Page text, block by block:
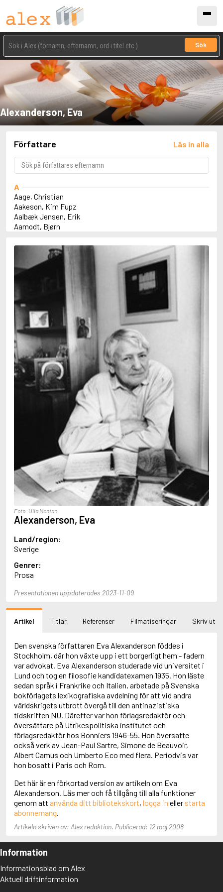
Sök
Alexanderson, Eva
Författare Läs in alla
A
Aage, Christian
Aakeson, Kim Fupz
Aalbæk Jensen, Erik
Aamodt, Bjørn
Abbey, Kieran
Abbot, Anthony
Abbott, John
Abbott, Megan
Abdel-Fattah, Randa
Abdolah, Kader
Abé, Kobo
Abedi, Isabel
Abele, Inga
Abgarjan, Narine
Abish, Walter
Aboulela, Leila
Abrahams, Peter (f. 1919)
Abrahams, Peter (f. 1947)
Abrahamson, Emmy
Abse, Dannie
Abulhawa, Susan
Achebe, Chinua
Achmatova, Anna
Aciman, André
Ackebo, Lena
Acker, Kathy
Ackroyd, Peter
Adam de la Halle
Adamov, Arthur
Adams, Douglas
Adams, Herbert
Adams, Jane
Adams, Richard
Adbåge, Emma
Adbåge, Lisen
Adelborg, Ottilia
Adiga, Aravind
Adnan, Etel
Adolfsson, Evert
Adolfsson, Gunnar
Adolfsson, Josefine
Adolfsson, Maria
Adolphsen, Peter
Foto: Ulla Montan
Alexanderson, Eva
Land/region:
Sverige
Genrer:
Prosa
Presentationen uppdaterades 2023-11-09
Artikel Titlar Referenser Filmatiseringar Skriv ut
Den svenska författaren Eva Alexanderson föddes i
Stockholm, där hon växte upp i ett borgerligt hem - fadern
var advokat. Eva Alexanderson studerade vid universitet i
Lund och tog en filosofie kandidatexamen 1935. Hon läste
sedan språk i Frankrike och Italien, arbetade på Svenska
bokförlagets lexikografiska avdelning för att vid andra
världskrigets utbrott övergå till den antinazistiska
tidskriften NU. Därefter var hon förlagsredaktör och
översättare på Utrikespolitiska institutet och
förlagsredaktör hos Bonniers 1946-55. Hon översatte
också verk av Jean-Paul Sartre, Simone de Beauvoir,
Albert Camus och Umberto Eco med flera. Periodvis var
hon bosatt i Paris och Rom.
Det här är en förkortad version av artikeln om Eva
Alexanderson. Läs mer och få tillgång till alla funktioner
genom att använda ditt bibliotekskort, logga in eller starta
abonnemang
Artikeln skriven av: Alex redaktion. Publicerad: 12 maj 2008
Information
Informationsblad om Alex
Aktuell driftinformation